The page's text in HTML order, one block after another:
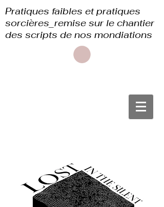
Pratiques faibles et pratiques
sorcières_remise sur le chantier
des scripts de nos mondiations